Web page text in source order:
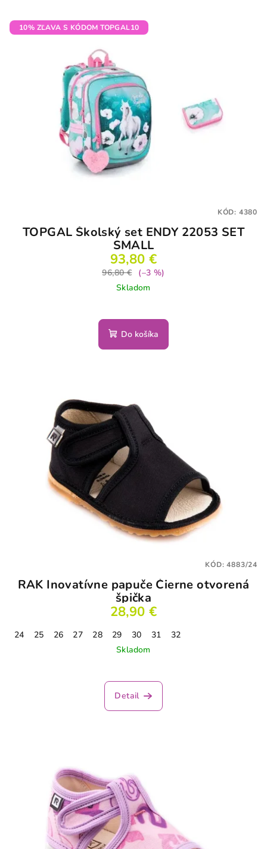
10% ZĽAVA S KÓDOM TOPGAL10
TOPGAL Školský set ENDY 22053 SET
SMALL
93,80 €
96,80 €
(–3 %)
Skladom
Do košíka
KÓD: 4380
RAK Inovatívne papuče Čierne otvorená
špička
28,90 €
24 25 26 27 28 29 30 31
32
Skladom
Detail
KÓD:4883/24